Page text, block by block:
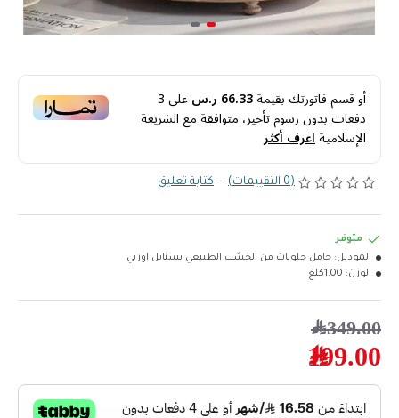
أو قسم فاتورتك بقيمة66.33 ر.س على3
دفعات بدون رسوم تأخير، متوافقة مع الشريعة
الإسلاميةاعرف أكثر
(0 التقييمات) - كتابة تعليق
199.00﷼
349.00﷼
متوفر
الموديل: حامل حلويات من الخشب الطبيعي بستايل اوربي
الوزن: 1.00كلغ